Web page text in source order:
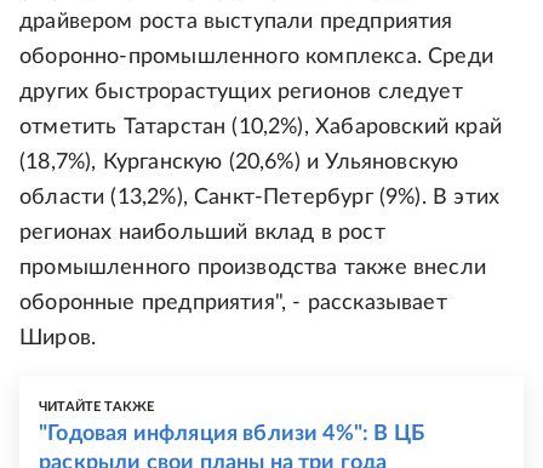
драйвером роста выступали предприятия
оборонно-промышленного комплекса. Среди
других быстрорастущих регионов следует
отметить Татарстан (10,2%), Хабаровский край
(18,7%), Курганскую (20,6%) и Ульяновскую
области (13,2%), Санкт-Петербург (9%). В этих
регионах наибольший вклад в рост
промышленного производства также внесли
оборонные предприятия", - рассказывает
Широв.
ЧИТАЙТЕ ТАКЖЕ
"Годовая инфляция вблизи 4%": В ЦБ
раскрыли свои планы на три года